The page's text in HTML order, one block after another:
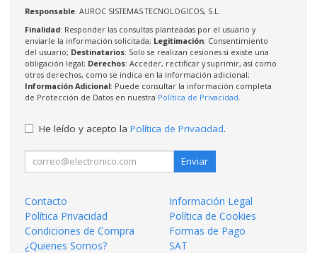
Responsable: AUROC SISTEMAS TECNOLOGICOS, S.L.
Finalidad: Responder las consultas planteadas por el usuario y
enviarle la información solicitada; Legitimación: Consentimiento
del usuario; Destinatarios: Solo se realizan cesiones si existe una
obligación legal; Derechos: Acceder, rectificar y suprimir, así como
otros derechos, como se indica en la información adicional;
Información Adicional: Puede consultar la información completa
de Protección de Datos en nuestra Política de Privacidad.
He leído y acepto la Política de Privacidad.
Enviar
Contacto
Información Legal
Política Privacidad
Política de Cookies
Condiciones de Compra
Formas de Pago
¿Quienes Somos?
SAT